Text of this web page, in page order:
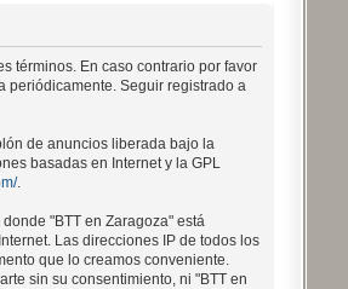
términos. En caso contrario por favor
periódicamente. Seguir registrado a
de anuncios liberada bajo la
basadas en Internet y la GPL
.
"BTT en Zaragoza" está
Las direcciones IP de todos los
que lo creamos conveniente.
sin su consentimiento, ni "BTT en